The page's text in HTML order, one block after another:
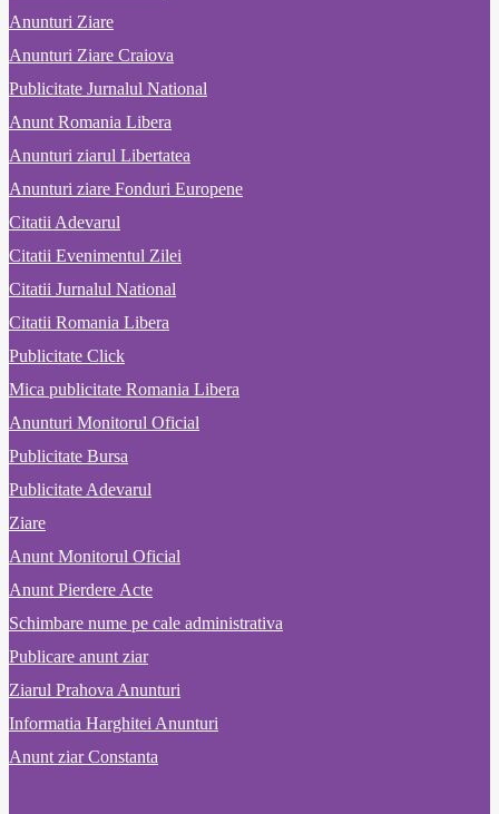
Anunturi Ziare
Anunturi Ziare Craiova
Publicitate Jurnalul National
Anunt Romania Libera
Anunturi ziarul Libertatea
Anunturi ziare Fonduri Europene
Citatii Adevarul
Citatii Evenimentul Zilei
Citatii Jurnalul National
Citatii Romania Libera
Publicitate Click
Mica publicitate Romania Libera
Anunturi Monitorul Oficial
Publicitate Bursa
Publicitate Adevarul
Ziare
Anunt Monitorul Oficial
Anunt Pierdere Acte
Schimbare nume pe cale administrativa
Publicare anunt ziar
Ziarul Prahova Anunturi
Informatia Harghitei Anunturi
Anunt ziar Constanta